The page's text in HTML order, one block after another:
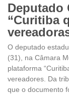
Deputado
“Curitiba
O deputado
(31), na Câmara
plataforma
vereadores. Da
que o documento